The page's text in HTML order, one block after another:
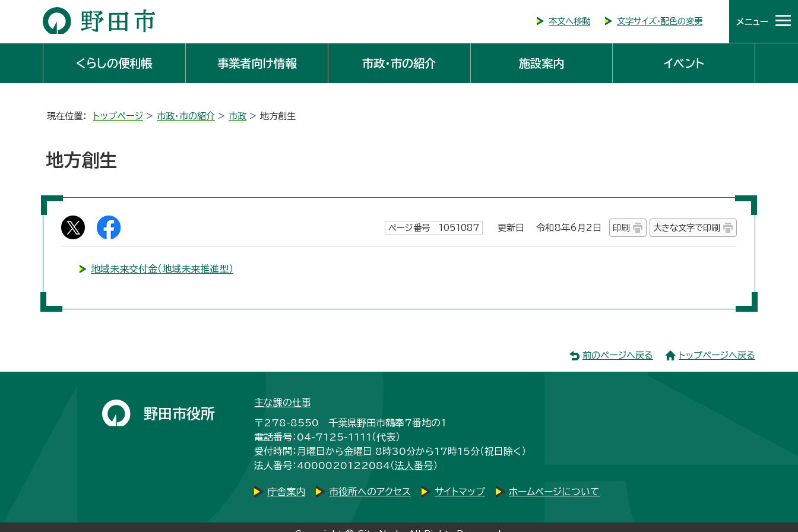
本文へ移動 文字サイズ・配色の変更 メニュー
くらしの便利帳 事業者向け情報 市政・市の紹介 施設案内 イベント
現在位置： トップページ > 市政・市の紹介 > 市政 > 地方創生
地方創生
ページ番号 1051087 更新日 令和8年6月2日 印刷 大きな文字で印刷
地域未来交付金（地域未来推進型）
前のページへ戻る トップページへ戻る
野田市役所
主な課の仕事
〒278-8550 千葉県野田市鶴奉7番地の1
電話番号：04-7125-1111（代表）
受付時間：月曜日から金曜日 8時30分から17時15分（祝日除く）
法人番号：4000020122084（法人番号）
庁舎案内 市役所へのアクセス サイトマップ ホームページについて